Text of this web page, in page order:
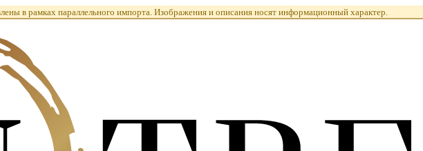
в рамках параллельного импорта. Изображения и описания носят информационный характер.